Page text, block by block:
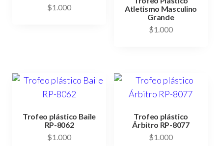
$1.000
Atletismo Masculino
Grande
$1.000
Trofeo plástico Baile
RP-8062
$1.000
Trofeo plástico
Árbitro RP-8077
$1.000